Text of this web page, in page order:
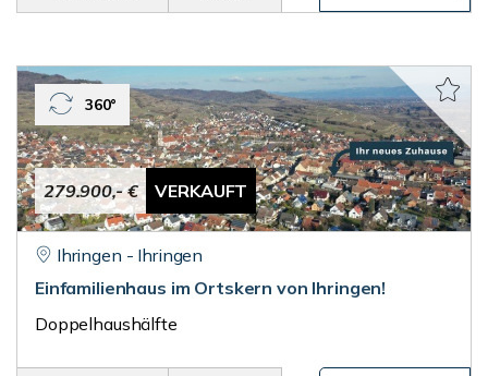
279.900,- € VERKAUFT
360°
Ihringen - Ihringen
Einfamilienhaus im Ortskern von Ihringen!
Doppelhaushälfte